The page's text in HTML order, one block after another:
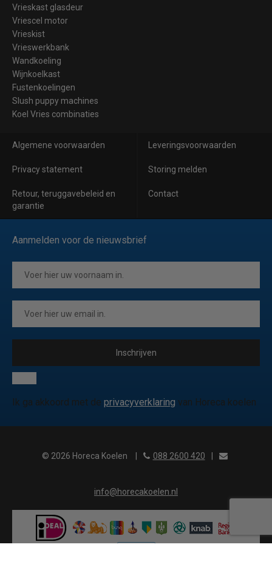
Vrieskast glasdeur
Vriescel motor
Vrieskist
Vrieswerkbank
Wandkoeling
Wijnkoelkast
Fustenkoelingen
Slush puppy machines
Koel Vries combinaties
Algemene voorwaarden Leveringsvoorwaarden
Privacy statement Storing melden
Retour, teruggavebeleid en
garantie
Contact
Aanmelden voor de nieuwsbrief
Inschrijven
Ik ga akkoord met de privacyverklaring van Horeca koelen
© 2026 Horeca Koelen 088 2600 420
info@horecakoelen.nl